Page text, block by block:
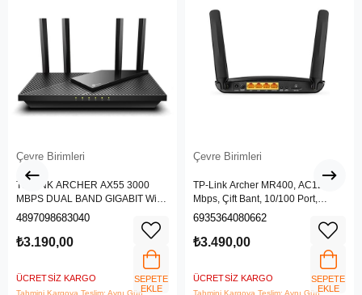
Çevre Birimleri
TP-LINK ARCHER AX55 3000
MBPS DUAL BAND GIGABIT Wi-Fi
6 ROUTER
4897098683040
₺3.190,00
ÜCRETSIZ KARGO
Tahmini Kargoya Teslim: Aynı Gün
SEPETE
EKLE
Çevre Birimleri
TP-Link Archer MR400, AC1200
Mbps, Çift Bant, 10/100 Port,
4G/3G SIM Yuvası, Kablosuz 4G
6935364080662
₺3.490,00
ÜCRETSIZ KARGO
Tahmini Kargoya Teslim: Aynı Gün
SEPETE
EKLE